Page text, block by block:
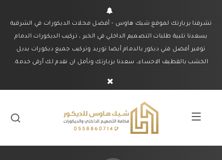
تشرفنا بزيارتك لموقع شيك هاوس - أفضل محلات الديكورات في الشرقية
يسعدنا تلبية طلبات التصميم الداخلي في الخبر ، تركيب الديكورات الدمام
توفير أفضل فني ديكور بالدمام أيضا توريد وتركيب جميع ديكورات بديل
الخشب بالقطيف الاحساء، سعدنا بزيارتك ونأمل ان نقدم لك أرقى خدمة.